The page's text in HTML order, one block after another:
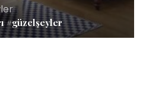
#güzelşeyler